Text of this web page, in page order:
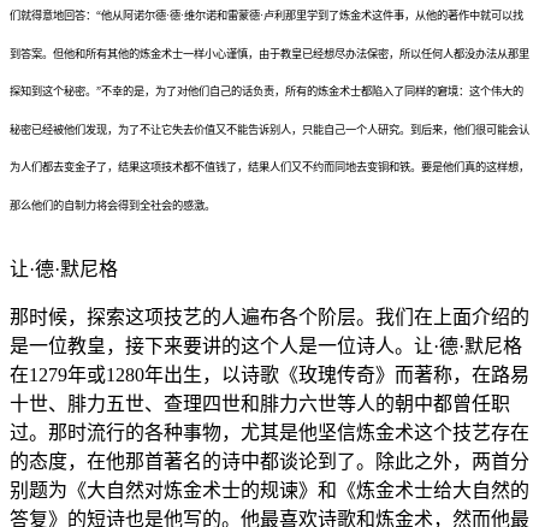
们就得意地回答：“他从阿诺尔德·德·维尔诺和雷蒙德·卢利那里学到了炼金术这件事，从他的著作中就可以找
到答案。但他和所有其他的炼金术士一样小心谨慎，由于教皇已经想尽办法保密，所以任何人都没办法从那里
探知到这个秘密。”不幸的是，为了对他们自己的话负责，所有的炼金术士都陷入了同样的窘境：这个伟大的
秘密已经被他们发现，为了不让它失去价值又不能告诉别人，只能自己一个人研究。到后来，他们很可能会认
为人们都去变金子了，结果这项技术都不值钱了，结果人们又不约而同地去变铜和铁。要是他们真的这样想，
那么他们的自制力将会得到全社会的感激。
让·德·默尼格
那时候，探索这项技艺的人遍布各个阶层。我们在上面介绍的
是一位教皇，接下来要讲的这个人是一位诗人。让·德·默尼格
在1279年或1280年出生，以诗歌《玫瑰传奇》而著称，在路易
十世、腓力五世、查理四世和腓力六世等人的朝中都曾任职
过。那时流行的各种事物，尤其是他坚信炼金术这个技艺存在
的态度，在他那首著名的诗中都谈论到了。除此之外，两首分
别题为《大自然对炼金术士的规谏》和《炼金术士给大自然的
答复》的短诗也是他写的。他最喜欢诗歌和炼金术，然而他最